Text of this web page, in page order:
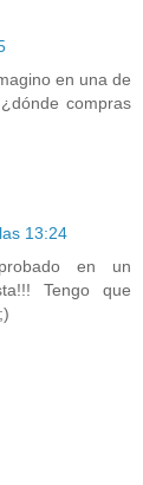
en una de
compras
13:24
en un
Tengo que